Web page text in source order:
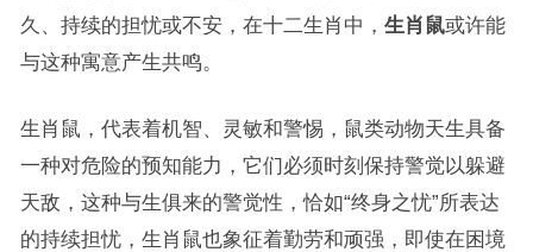
久、持续的担忧或不安，在十二生肖中， 生肖鼠或许能
与这种寓意产生共鸣。
生肖鼠，代表着机智、灵敏和警惕，鼠类动物天生具备
一种对危险的预知能力，它们必须时刻保持警觉以躲避
天敌，这种与生俱来的警觉性，恰如“终身之忧”所表达
的持续担忧，生肖鼠也象征着勤劳和顽强，即使在困境